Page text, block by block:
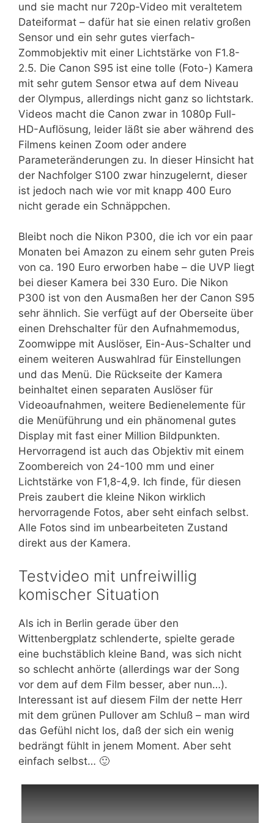
und sie macht nur 720p-Video mit veraltetem
Dateiformat – dafür hat sie einen relativ großen
Sensor und ein sehr gutes vierfach-
Zommobjektiv mit einer Lichtstärke von F1.8-
2.5. Die Canon S95 ist eine tolle (Foto-) Kamera
mit sehr gutem Sensor etwa auf dem Niveau
der Olympus, allerdings nicht ganz so lichtstark.
Videos macht die Canon zwar in 1080p Full-
HD-Auflösung, leider läßt sie aber während des
Filmens keinen Zoom oder andere
Parameteränderungen zu. In dieser Hinsicht hat
der Nachfolger S100 zwar hinzugelernt, dieser
ist jedoch nach wie vor mit knapp 400 Euro
nicht gerade ein Schnäppchen.
Bleibt noch die Nikon P300, die ich vor ein paar
Monaten bei Amazon zu einem sehr guten Preis
von ca. 190 Euro erworben habe – die UVP liegt
bei dieser Kamera bei 330 Euro. Die Nikon
P300 ist von den Ausmaßen her der Canon S95
sehr ähnlich. Sie verfügt auf der Oberseite über
einen Drehschalter für den Aufnahmemodus,
Zoomwippe mit Auslöser, Ein-Aus-Schalter und
einem weiteren Auswahlrad für Einstellungen
und das Menü. Die Rückseite der Kamera
beinhaltet einen separaten Auslöser für
Videoaufnahmen, weitere Bedienelemente für
die Menüführung und ein phänomenal gutes
Display mit fast einer Million Bildpunkten.
Hervorragend ist auch das Objektiv mit einem
Zoombereich von 24-100 mm und einer
Lichtstärke von F1,8-4,9. Ich finde, für diesen
Preis zaubert die kleine Nikon wirklich
hervorragende Fotos, aber seht einfach selbst.
Alle Fotos sind im unbearbeiteten Zustand
direkt aus der Kamera.
Testvideo mit unfreiwillig
komischer Situation
Als ich in Berlin gerade über den
Wittenbergplatz schlenderte, spielte gerade
eine buchstäblich kleine Band, was sich nicht
so schlecht anhörte (allerdings war der Song
vor dem auf dem Film besser, aber nun…).
Interessant ist auf diesem Film der nette Herr
mit dem grünen Pullover am Schluß – man wird
das Gefühl nicht los, daß der sich ein wenig
bedrängt fühlt in jenem Moment. Aber seht
einfach selbst… 🙂